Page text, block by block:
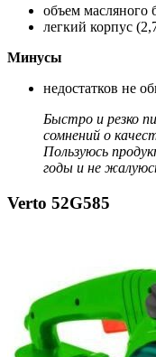
объем масляного
легкий корпус
Минусы
недостатков не
Быстро и резко
сомнений о
Пользуюсь
годы и не
Verto 52G585